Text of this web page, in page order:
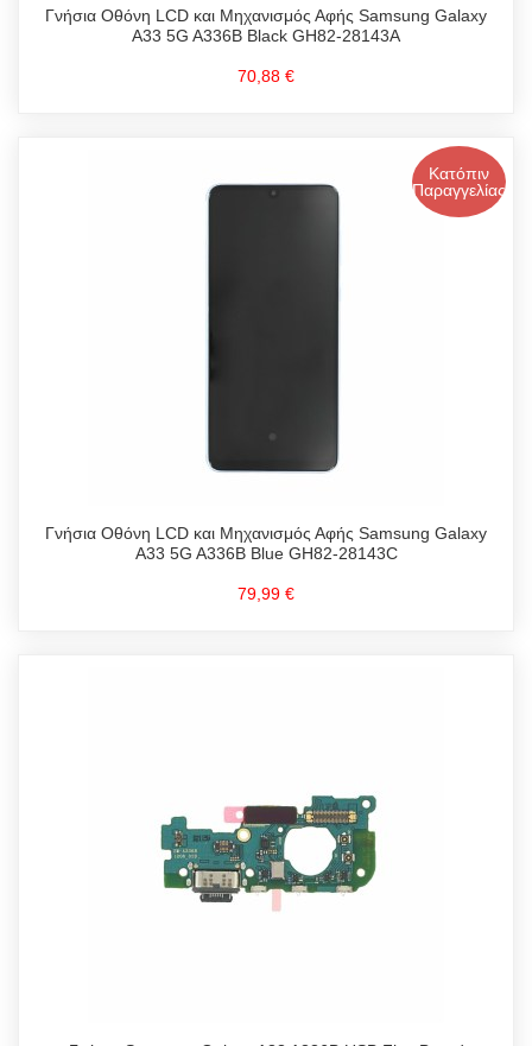
Γνήσια Οθόνη LCD και Μηχανισμός Αφής Samsung Galaxy
A33 5G A336B Black GH82-28143A
70,88 €
Κατόπιν
Παραγγελίας
Γνήσια Οθόνη LCD και Μηχανισμός Αφής Samsung Galaxy
A33 5G A336B Blue GH82-28143C
79,99 €